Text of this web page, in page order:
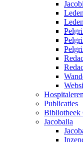
Hospitaleren
Publicaties
Bibliotheek
Jacobalia